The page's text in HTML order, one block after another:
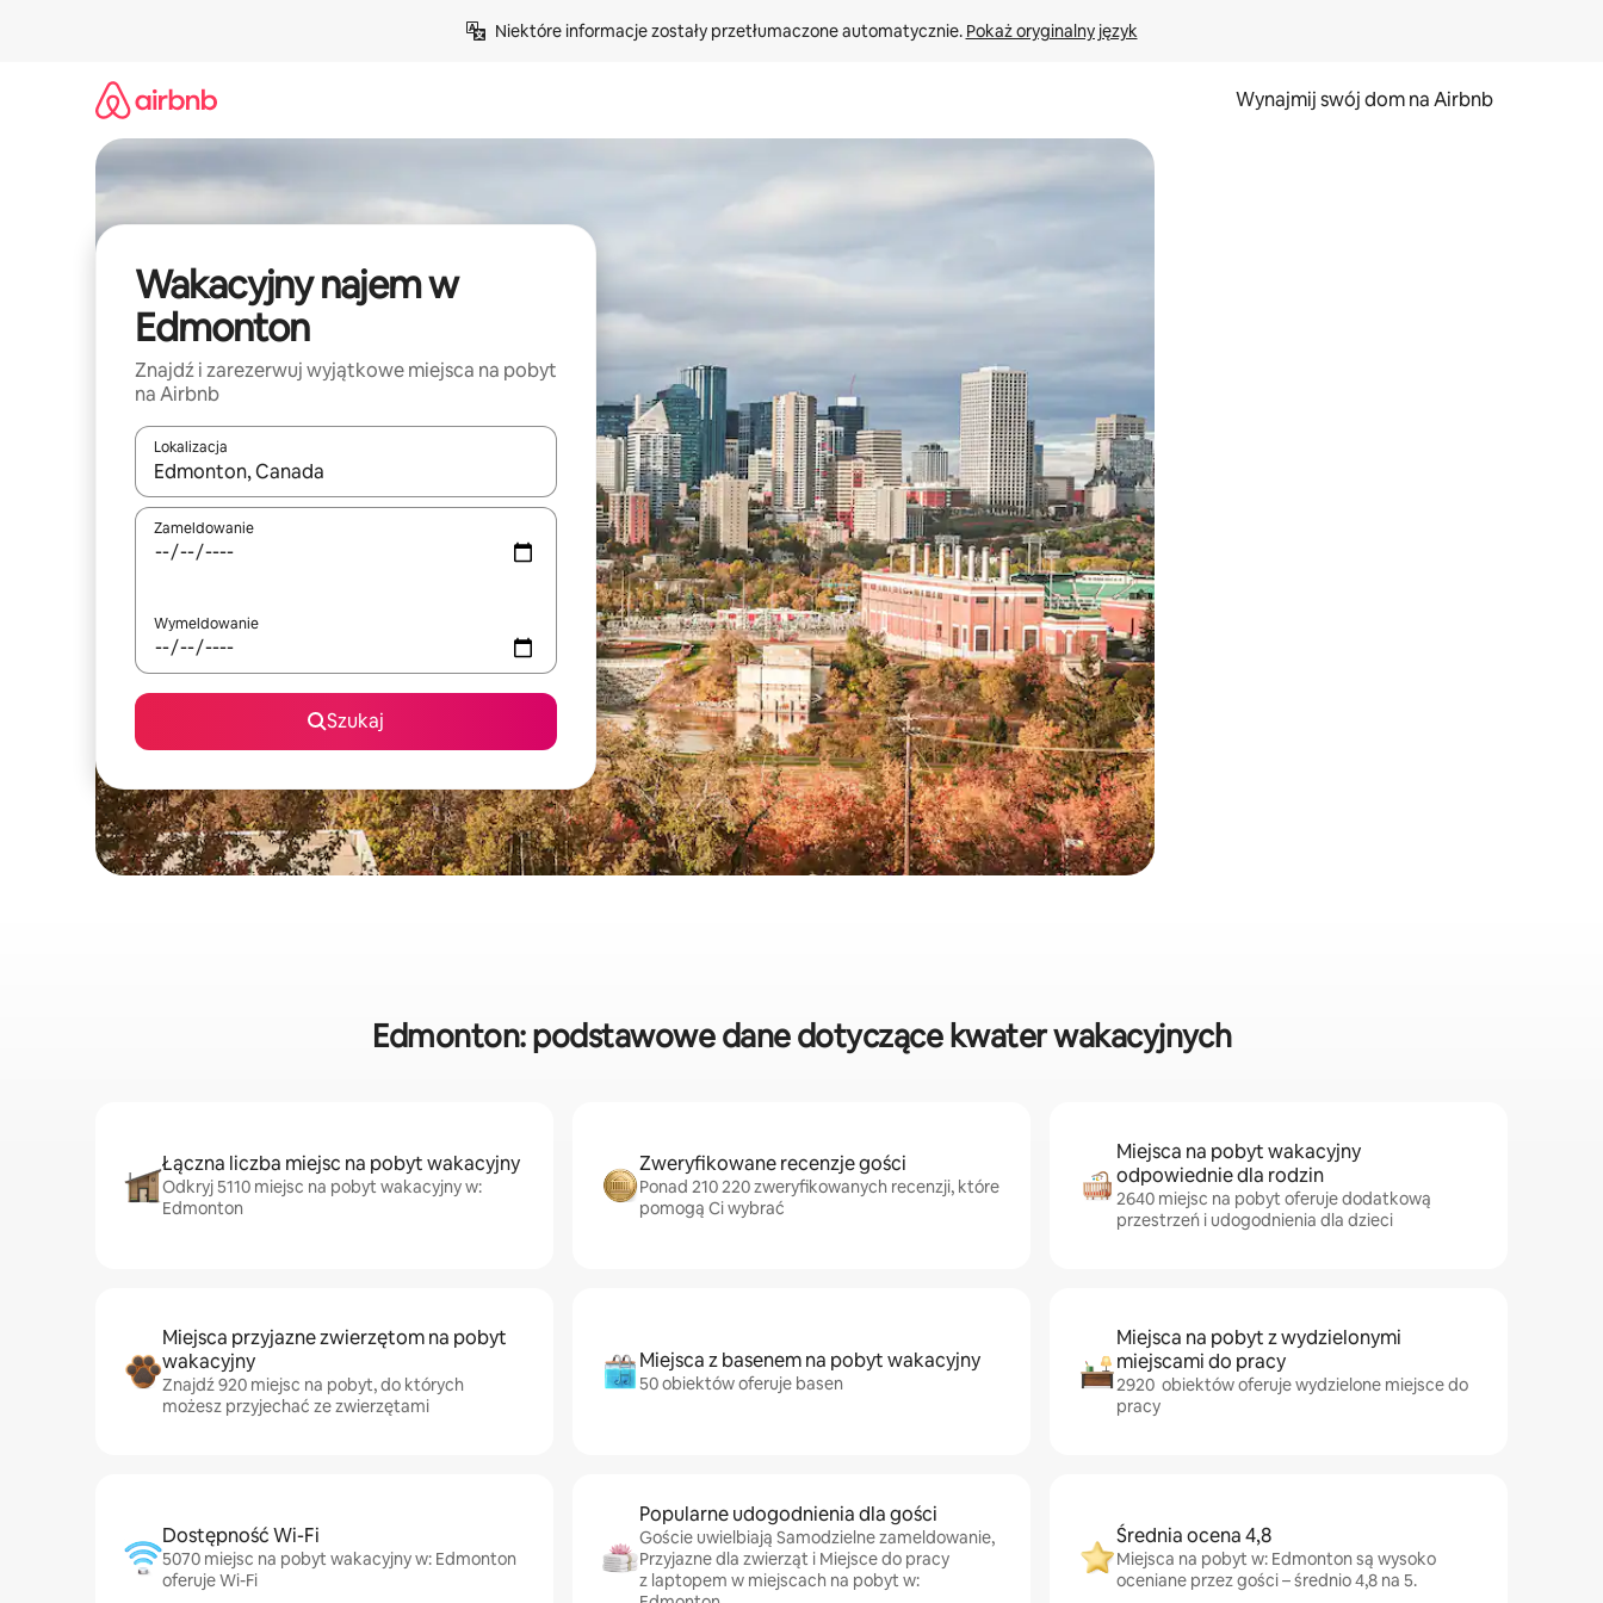
Niektóre informacje zostały przetłumaczone automatycznie. Pokaż oryginalny język
Wynajmij swój dom na Airbnb
Wakacyjny najem w
Edmonton
Znajdź i zarezerwuj wyjątkowe miejsca na pobyt
na Airbnb
Lokalizacja
Gdy wyniki będą dostępne, możesz poruszać się po nich za pomocą klawiszy strzałek w górę i w dół lub przeglądać je za pomocą gestów dotykowych lub przesuwania.
Zameldowanie
Wymeldowanie
Szukaj
Edmonton: podstawowe dane dotyczące kwater wakacyjnych
Łączna liczba miejsc na pobyt wakacyjny
Odkryj 5110 miejsc na pobyt wakacyjny w:
Edmonton
Zweryfikowane recenzje gości
Ponad 210 220 zweryfikowanych recenzji, które
pomogą Ci wybrać
Miejsca na pobyt wakacyjny
odpowiednie dla rodzin
2640 miejsc na pobyt oferuje dodatkową
przestrzeń i udogodnienia dla dzieci
Miejsca przyjazne zwierzętom na pobyt
wakacyjny
Znajdź 920 miejsc na pobyt, do których
możesz przyjechać ze zwierzętami
Miejsca z basenem na pobyt wakacyjny
50 obiektów oferuje basen
Miejsca na pobyt z wydzielonymi
miejscami do pracy
2920 obiektów oferuje wydzielone miejsce do
pracy
Dostępność Wi-Fi
5070 miejsc na pobyt wakacyjny w: Edmonton
oferuje Wi-Fi
Popularne udogodnienia dla gości
Goście uwielbiają Samodzielne zameldowanie,
Przyjazne dla zwierząt i Miejsce do pracy
z laptopem w miejscach na pobyt w:
Średnia ocena 4,8
Miejsca na pobyt w: Edmonton są wysoko
oceniane przez gości – średnio 4,8 na 5.